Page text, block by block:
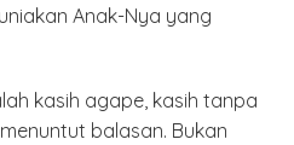
Anak-Nya yang
kasih agape, kasih tanpa
balasan. Bukan